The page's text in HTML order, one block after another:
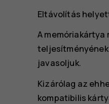
Eltávolítás
A
javasoljuk.
Kizárólag az
kompatibilis